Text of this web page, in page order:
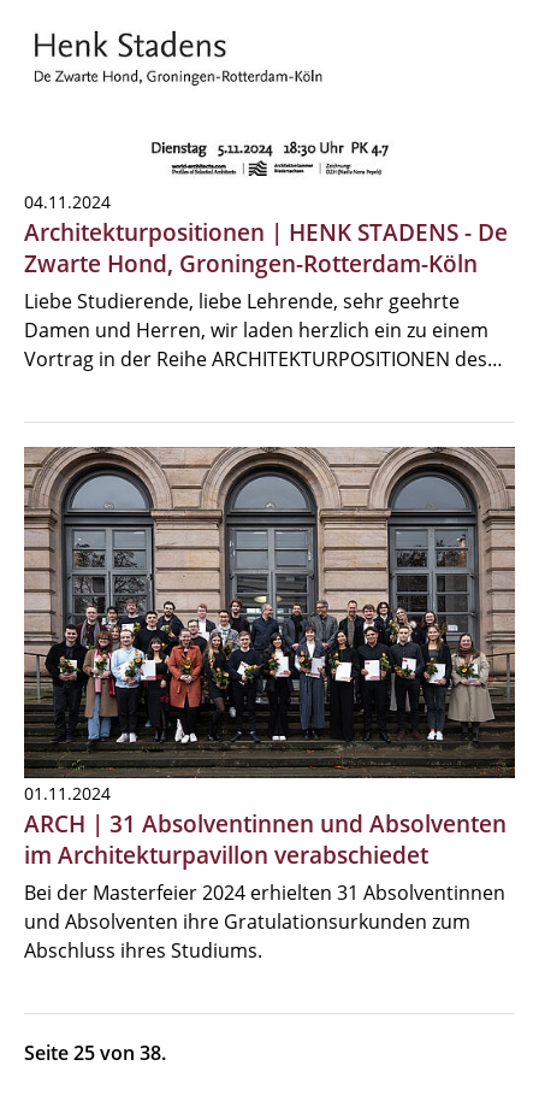
04.11.2024
Architekturpositionen | HENK STADENS - De
Zwarte Hond, Groningen-Rotterdam-Köln
Liebe Studierende, liebe Lehrende, sehr geehrte
Damen und Herren, wir laden herzlich ein zu einem
Vortrag in der Reihe ARCHITEKTURPOSITIONEN des…
01.11.2024
ARCH | 31 Absolventinnen und Absolventen
im Architekturpavillon verabschiedet
Bei der Masterfeier 2024 erhielten 31 Absolventinnen
und Absolventen ihre Gratulationsurkunden zum
Abschluss ihres Studiums.
Seite 25 von 38.